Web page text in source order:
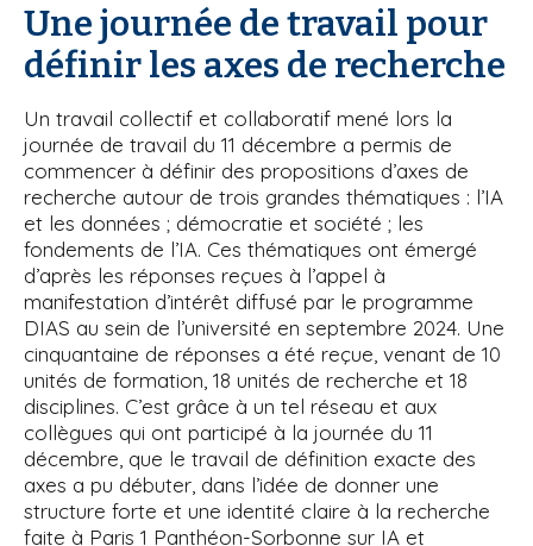
Une journée de travail pour
définir les axes de recherche
Un travail collectif et collaboratif mené lors la
journée de travail du 11 décembre a permis de
commencer à définir des propositions d’axes de
recherche autour de trois grandes thématiques : l’IA
et les données ; démocratie et société ; les
fondements de l’IA. Ces thématiques ont émergé
d’après les réponses reçues à l’appel à
manifestation d’intérêt diffusé par le programme
DIAS au sein de l’université en septembre 2024. Une
cinquantaine de réponses a été reçue, venant de 10
unités de formation, 18 unités de recherche et 18
disciplines. C’est grâce à un tel réseau et aux
collègues qui ont participé à la journée du 11
décembre, que le travail de définition exacte des
axes a pu débuter, dans l’idée de donner une
structure forte et une identité claire à la recherche
faite à Paris 1 Panthéon-Sorbonne sur IA et